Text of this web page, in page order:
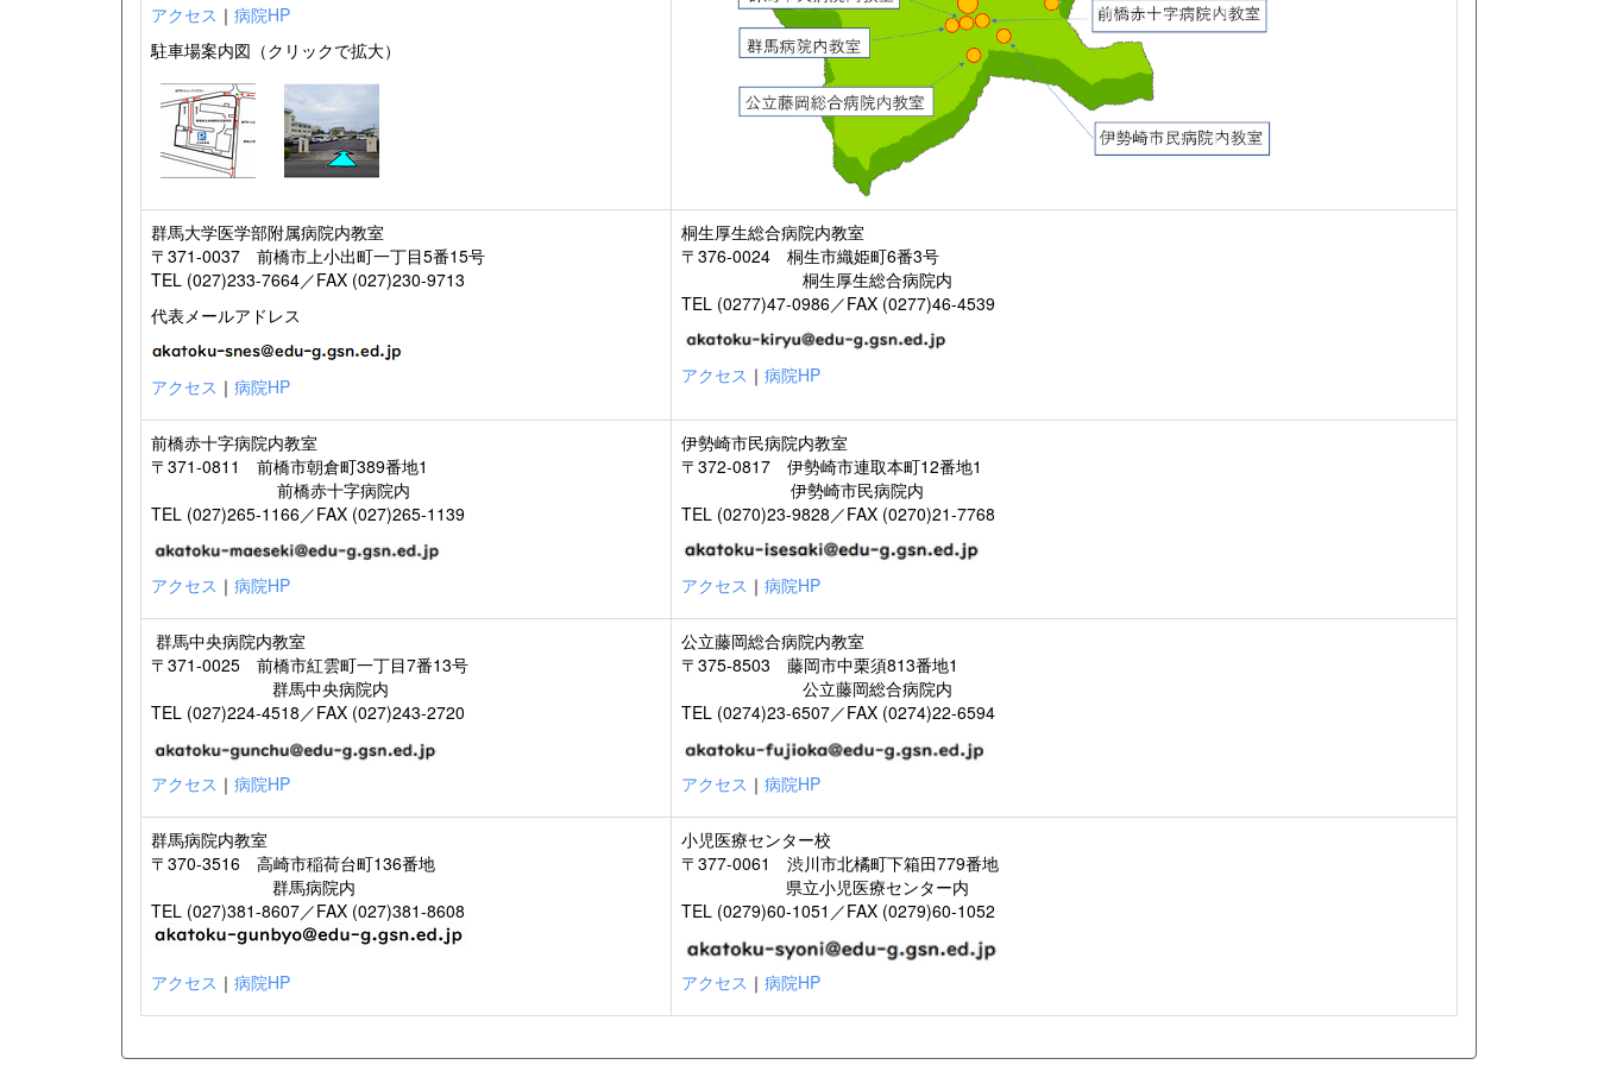
アクセス ｜ 病院HP
駐車場案内図（クリックで拡大）
群馬大学医学部附属病院内教室
〒371-0037 前橋市上小出町一丁目5番15号
TEL (027)233-7664／FAX (027)230-9713
代表メールアドレス
アクセス ｜ 病院HP
桐生厚生総合病院内教室
〒376-0024 桐生市織姫町6番3号
桐生厚生総合病院内
TEL (0277)47-0986／FAX (0277)46-4539
アクセス ｜ 病院HP
前橋赤十字病院内教室
〒371-0811 前橋市朝倉町389番地1
前橋赤十字病院内
TEL (027)265-1166／FAX (027)265-1139
アクセス ｜ 病院HP
伊勢崎市民病院内教室
〒372-0817 伊勢崎市連取本町12番地1
伊勢崎市民病院内
TEL (0270)23-9828／FAX (0270)21-7768
アクセス ｜ 病院HP
群馬中央病院内教室
〒371-0025 前橋市紅雲町一丁目7番13号
群馬中央病院内
TEL (027)224-4518／FAX (027)243-2720
アクセス ｜ 病院HP
公立藤岡総合病院内教室
〒375-8503 藤岡市中栗須813番地1
公立藤岡総合病院内
TEL (0274)23-6507／FAX (0274)22-6594
アクセス ｜ 病院HP
群馬病院内教室
〒370-3516 高崎市稲荷台町136番地
群馬病院内
TEL (027)381-8607／FAX (027)381-8608
アクセス ｜ 病院HP
小児医療センター校
〒377-0061 渋川市北橘町下箱田779番地
県立小児医療センター内
TEL (0279)60-1051／FAX (0279)60-1052
アクセス ｜ 病院HP